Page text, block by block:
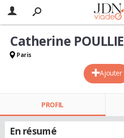
Ajouter
Catherine POULLIE
Paris
PROFIL
En résumé